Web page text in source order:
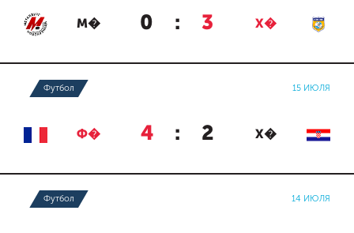
М� 0 : 3 Х�
Футбол 15 ИЮЛЯ
Ф� 4 : 2 Х�
Футбол 14 ИЮЛЯ